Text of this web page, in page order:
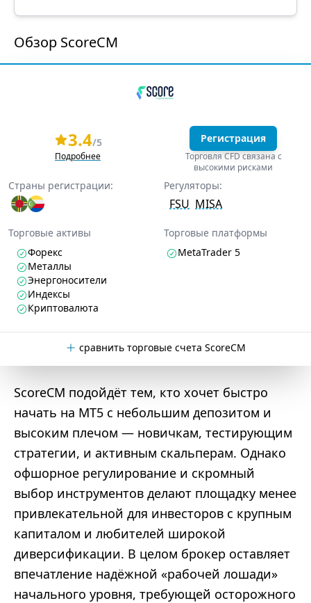
Обзор ScoreCM
3.4/5
Подробнее
Регистрация
Торговля CFD связана с
высокими рисками
Страны регистрации: Регуляторы:
FSU MISA
Торговые активы
Форекс
Металлы
Энергоносители
Индексы
Криптовалюта
Торговые платформы
MetaTrader 5
сравнить торговые счета ScoreCM
ScoreCM подойдёт тем, кто хочет быстро
начать на MT5 с небольшим депозитом и
высоким плечом — новичкам, тестирующим
стратегии, и активным скальперам. Однако
офшорное регулирование и скромный
выбор инструментов делают площадку менее
привлекательной для инвесторов с крупным
капиталом и любителей широкой
диверсификации. В целом брокер оставляет
впечатление надёжной «рабочей лошади»
начального уровня, требующей осторожного